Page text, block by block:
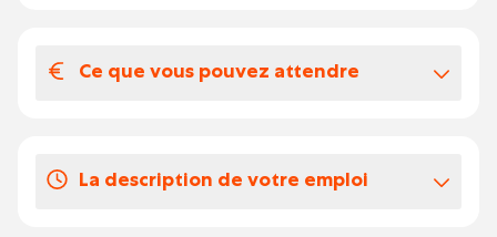
Ce que vous pouvez attendre
Si vous hésitez encore, voici 6 bonnes
La description de votre emploi